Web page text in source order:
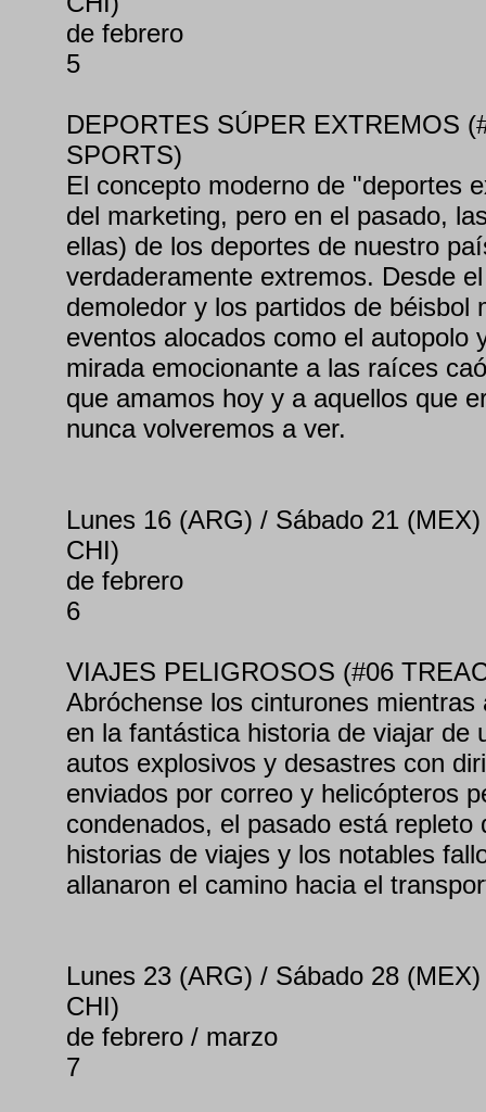
de febrero
5
DEPORTES SÚPER EXTREMOS
SPORTS)
El concepto moderno de "deportes
del marketing, pero en el pasado,
ellas) de los deportes de nuestro
verdaderamente extremos. Desde
demoledor y los partidos de béisbol
eventos alocados como el autopolo
mirada emocionante a las raíces
que amamos hoy y a aquellos que
nunca volveremos a ver.
Lunes 16 (ARG) / Sábado 21
CHI)
de febrero
6
VIAJES PELIGROSOS (#06
Abróchense los cinturones mientras
en la fantástica historia de viajar de
autos explosivos y desastres con
enviados por correo y helicópteros
condenados, el pasado está repleto
historias de viajes y los notables
allanaron el camino hacia el
Lunes 23 (ARG) / Sábado 28
CHI)
de febrero / marzo
7